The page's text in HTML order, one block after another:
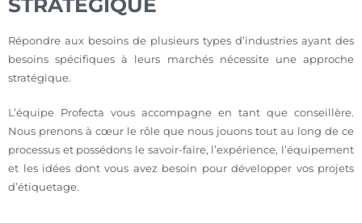
STRATÉGIQUE
Répondre aux besoins de plusieurs types d’industries ayant des
besoins spécifiques à leurs marchés nécessite une approche
stratégique.
L’équipe Profecta vous accompagne en tant que conseillère.
Nous prenons à cœur le rôle que nous jouons tout au long de ce
processus et possédons le savoir-faire, l’expérience, l’équipement
et les idées dont vous avez besoin pour développer vos projets
d’étiquetage.